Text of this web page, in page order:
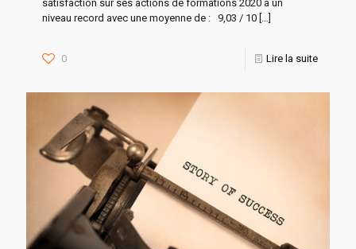
satisfaction sur ses actions de formations 2020 à un
niveau record avec une moyenne de : 9,03 / 10
0 Lire la suite